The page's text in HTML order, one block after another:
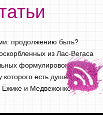
продолжению быть?
из Лас-Вегаса
формулировок
есть душа
Ёжике и Медвежонке